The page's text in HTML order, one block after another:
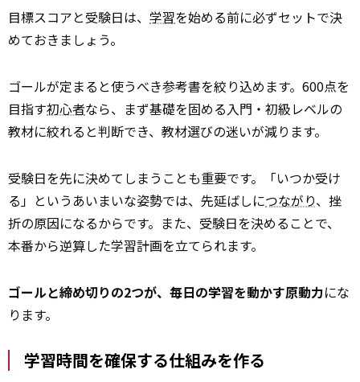
目標スコアと受験日は、 学習を始める前に必ずセットで決
めておきましょう。
ゴールが定まると使うべき参考書を絞り込めます。600点を
目指す初心者なら、まず基礎を固める入門・初級レベルの
教材に絞れると判断でき、教材選びの迷いが減ります。
受験日を先に決めてしまうことも重要です。「いつか受け
る」というあいまいな姿勢では、先延ばしにつながり、挫
折の原因になるからです。また、受験日を決めることで、
本番から逆算した学習計画を立てられます。
ゴールと締め切りの2つが、毎日の学習を動かす原動力にな
ります。
学習時間を確保する仕組みを作る